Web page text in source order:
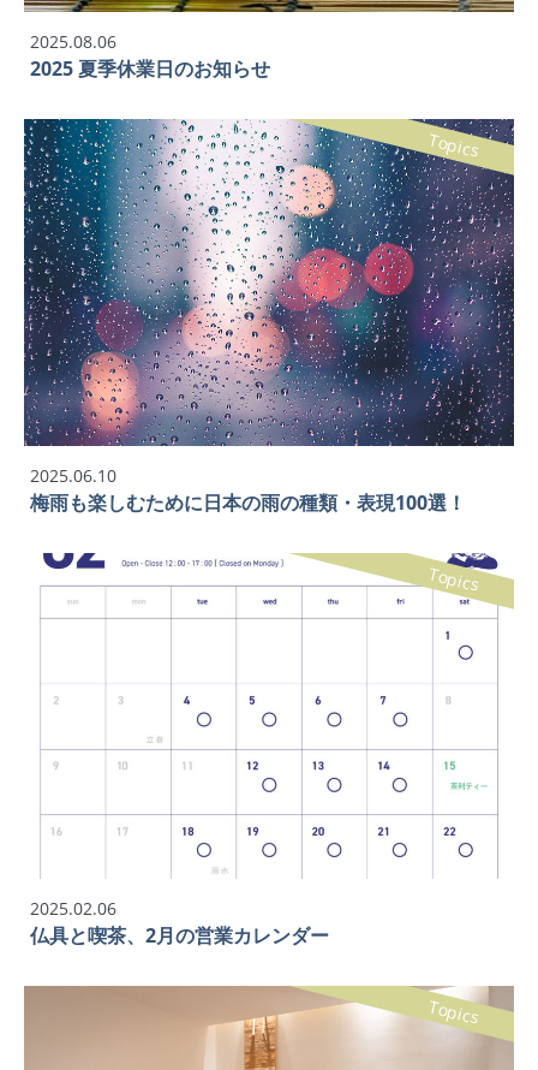
2025.08.06
2025 夏季休業日のお知らせ
2025.06.10
梅雨も楽しむために日本の雨の種類・表現100選！
Topics
2025.02.06
仏具と喫茶、2月の営業カレンダー
Topics
Topics